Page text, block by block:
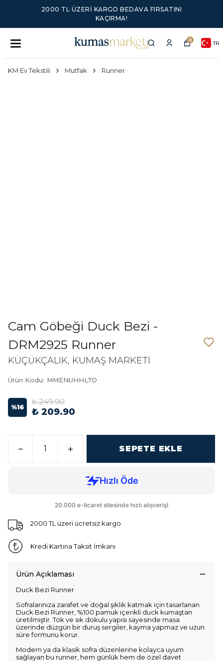
2000 TL ÜZERI KARGO BEDAVA FIRSATINI
KAÇIRMA!
0 TR
KM Ev Tekstili Mutfak Runner
Cam Göbeği Duck Bezi -
DRM2925 Runner
KÜÇÜKÇALIK, KUMAŞ MARKETİ
Ürün Kodu: MMENUHHL7D
%16
₺ 249.90
₺ 209.90
SEPETE EKLE
2000 TL üzeri ücretsiz kargo
Kredi Kartına Taksit İmkanı
Ürün Açıklaması
Duck Bezi Runner
Sofralarınıza zarafet ve doğal şıklık katmak için tasarlanan
Duck Bezi Runner, %100 pamuk içerikli duck kumaştan
üretilmiştir. Tok ve sık dokulu yapısı sayesinde masa
üzerinde düzgün bir duruş sergiler, kayma yapmaz ve uzun
süre formunu korur.
Modern ya da klasik sofra düzenlerine kolayca uyum
sağlayan bu runner, hem günlük hem de özel davet